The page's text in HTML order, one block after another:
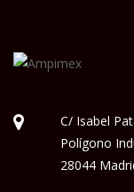
C/ Isabel
Polígono
28044